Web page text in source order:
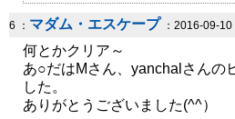
6 ： マダム・エスケープ ：2016-09-
何とかクリア～
あ○だはMさん、yanchalさんの
した。
ありがとうございました(^^）